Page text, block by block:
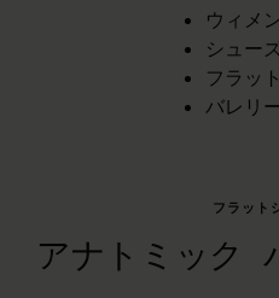
ウィメ
シュー
フラッ
バレリ
フラット
アナトミック